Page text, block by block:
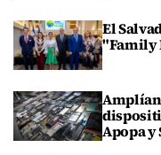
El
"Family
Apopa y